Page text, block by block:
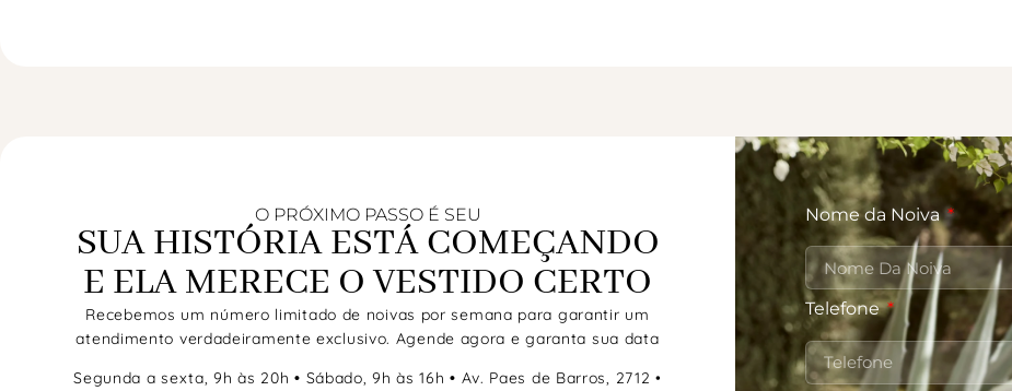
O PRÓXIMO PASSO É SEU
SUA HISTÓRIA ESTÁ COMEÇANDO
E ELA MERECE O VESTIDO CERTO
Recebemos um número limitado de noivas por semana para garantir um
atendimento verdadeiramente exclusivo. Agende agora e garanta sua data
Segunda a sexta, 9h às 20h • Sábado, 9h às 16h• Av. Paes de Barros, 2712 •
Nome da Noiva
Telefone